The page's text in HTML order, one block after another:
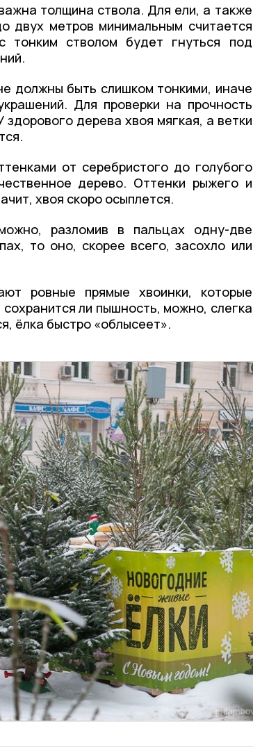
толщина ствола. Для ели, а также
двух метров минимальным считается
стволом будет гнуться под
должны быть слишком тонкими, иначе
Для проверки на прочность
дерева хвоя мягкая, а ветки
от серебристого до голубого
дерево. Оттенки рыжего и
хвоя скоро осыплется.
разломив в пальцах одну-две
то оно, скорее всего, засохло или
ровные прямые хвоинки, которые
ли пышность, можно, слегка
ёлка быстро «облысеет».